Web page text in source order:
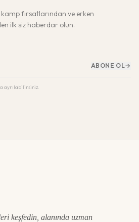
fırsatlarından ve erken
ilk siz haberdar olun.
ABONE OL→
ayrılabilirsiniz.
keşfedin, alanında uzman